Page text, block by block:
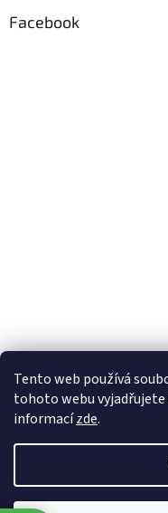
Tento web používá
tohoto webu vyjadřujete
informacízde.
Facebook
Copyright 2026Zlatnictví